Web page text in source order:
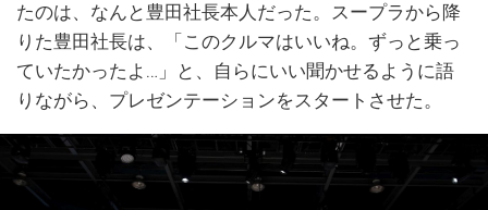
たのは、なんと豊田社長本人だった。スープラから降
りた豊田社長は、「このクルマはいいね。ずっと乗っ
ていたかったよ…」と、自らにいい聞かせるように語
りながら、プレゼンテーションをスタートさせた。